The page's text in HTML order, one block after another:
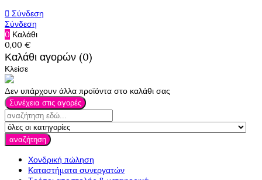
 Σύνδεση
Σύνδεση
0 Καλάθι
0,00 €
Καλάθι αγορών (0)
Κλείσε
Δεν υπάρχουν άλλα προϊόντα στο καλάθι σας
Συνέχεια στις αγορές
αναζήτηση
Χονδρική πώληση
Καταστήματα συνεργατών